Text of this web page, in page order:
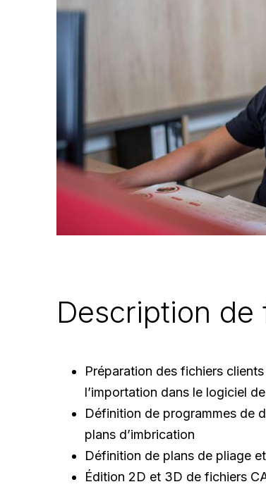
Description de
Préparation des fichiers
l’importation dans le logiciel
Définition de programmes de
plans d’imbrication
Définition de plans de pliage
Édition 2D et 3D de fichiers